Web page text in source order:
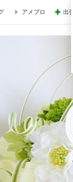
ッピング&ポーセ
アメブロ 出